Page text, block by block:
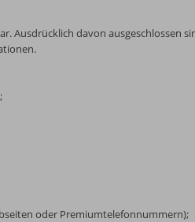
Ausdrücklich davon ausgeschlossen
oder Premiumtelefonnummern);